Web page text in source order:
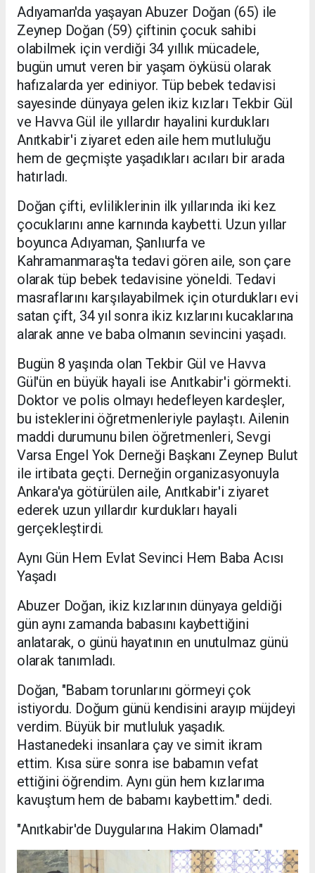
Adıyaman'da yaşayan Abuzer Doğan (65) ile
Zeynep Doğan (59) çiftinin çocuk sahibi
olabilmek için verdiği 34 yıllık mücadele,
bugün umut veren bir yaşam öyküsü olarak
hafızalarda yer ediniyor. Tüp bebek tedavisi
sayesinde dünyaya gelen ikiz kızları Tekbir Gül
ve Havva Gül ile yıllardır hayalini kurdukları
Anıtkabir'i ziyaret eden aile hem mutluluğu
hem de geçmişte yaşadıkları acıları bir arada
hatırladı.
Doğan çifti, evliliklerinin ilk yıllarında iki kez
çocuklarını anne karnında kaybetti. Uzun yıllar
boyunca Adıyaman, Şanlıurfa ve
Kahramanmaraş'ta tedavi gören aile, son çare
olarak tüp bebek tedavisine yöneldi. Tedavi
masraflarını karşılayabilmek için oturdukları evi
satan çift, 34 yıl sonra ikiz kızlarını kucaklarına
alarak anne ve baba olmanın sevincini yaşadı.
Bugün 8 yaşında olan Tekbir Gül ve Havva
Gül'ün en büyük hayali ise Anıtkabir'i görmekti.
Doktor ve polis olmayı hedefleyen kardeşler,
bu isteklerini öğretmenleriyle paylaştı. Ailenin
maddi durumunu bilen öğretmenleri, Sevgi
Varsa Engel Yok Derneği Başkanı Zeynep Bulut
ile irtibata geçti. Derneğin organizasyonuyla
Ankara'ya götürülen aile, Anıtkabir'i ziyaret
ederek uzun yıllardır kurdukları hayali
gerçekleştirdi.
Aynı Gün Hem Evlat Sevinci Hem Baba Acısı
Yaşadı
Abuzer Doğan, ikiz kızlarının dünyaya geldiği
gün aynı zamanda babasını kaybettiğini
anlatarak, o günü hayatının en unutulmaz günü
olarak tanımladı.
Doğan, "Babam torunlarını görmeyi çok
istiyordu. Doğum günü kendisini arayıp müjdeyi
verdim. Büyük bir mutluluk yaşadık.
Hastanedeki insanlara çay ve simit ikram
ettim. Kısa süre sonra ise babamın vefat
ettiğini öğrendim. Aynı gün hem kızlarıma
kavuştum hem de babamı kaybettim." dedi.
"Anıtkabir'de Duygularına Hakim Olamadı"